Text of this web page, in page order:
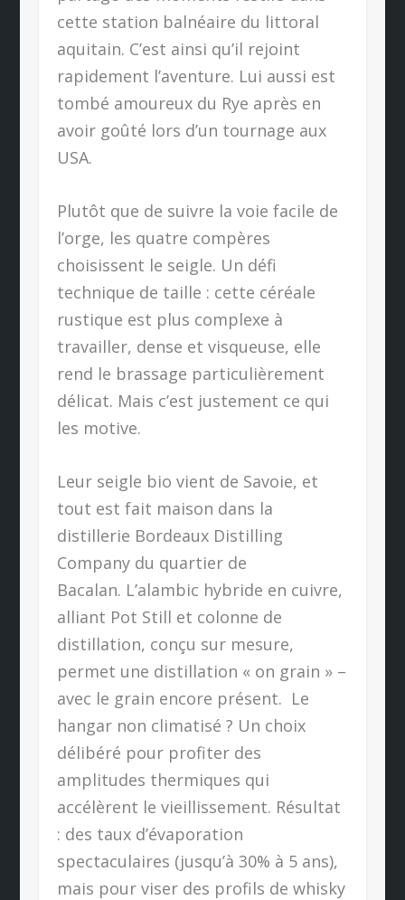
cette station balnéaire du littoral
aquitain. C’est ainsi qu’il rejoint
rapidement l’aventure. Lui aussi est
tombé amoureux du Rye après en
avoir goûté lors d’un tournage aux
USA.
Plutôt que de suivre la voie facile de
l’orge, les quatre compères
choisissent le seigle. Un défi
technique de taille : cette céréale
rustique est plus complexe à
travailler, dense et visqueuse, elle
rend le brassage particulièrement
délicat. Mais c’est justement ce qui
les motive.
Leur seigle bio vient de Savoie, et
tout est fait maison dans la
distillerie Bordeaux Distilling
Company du quartier de
Bacalan. L’alambic hybride en cuivre,
alliant Pot Still et colonne de
distillation, conçu sur mesure,
permet une distillation « on grain » –
avec le grain encore présent. Le
hangar non climatisé ? Un choix
délibéré pour profiter des
amplitudes thermiques qui
accélèrent le vieillissement. Résultat
: des taux d’évaporation
spectaculaires (jusqu’à 30% à 5 ans),
mais pour viser des profils de whisky